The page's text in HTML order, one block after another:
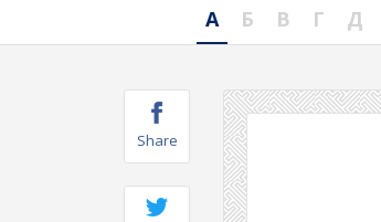
А Б В Г Д
Share